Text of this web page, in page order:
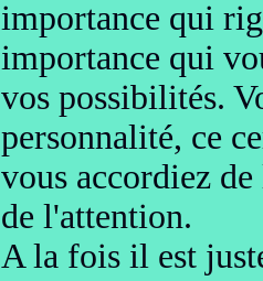
importance qui
importance qui
vos possibilités.
personnalité, ce
vous accordiez
de l'attention.
A la fois il est